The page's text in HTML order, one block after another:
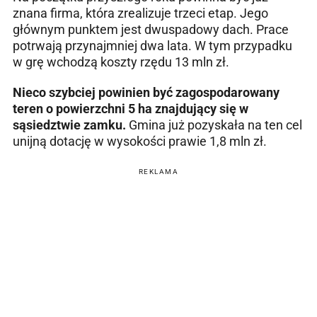
znana firma, która zrealizuje trzeci etap. Jego
głównym punktem jest dwuspadowy dach. Prace
potrwają przynajmniej dwa lata. W tym przypadku
w grę wchodzą koszty rzędu 13 mln zł.
Nieco szybciej powinien być zagospodarowany
teren o powierzchni 5 ha znajdujący się w
sąsiedztwie zamku. Gmina już pozyskała na ten cel
unijną dotację w wysokości prawie 1,8 mln zł.
REKLAMA